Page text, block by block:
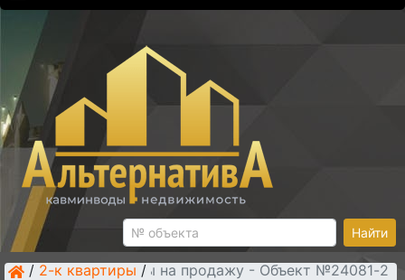
Найти
/ 2-к квартиры / 2-к квартиры на продажу - Объект №24081